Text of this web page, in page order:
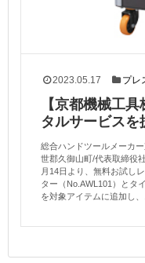
2023.05.17 プレ
【京都機械工
タルサービスを
総合ハンドツールメーカ
世郡久御山町/代表取締役
月14日より、無料お試し
ター（No.AWL101）とタ
を対象アイテムに追加し、